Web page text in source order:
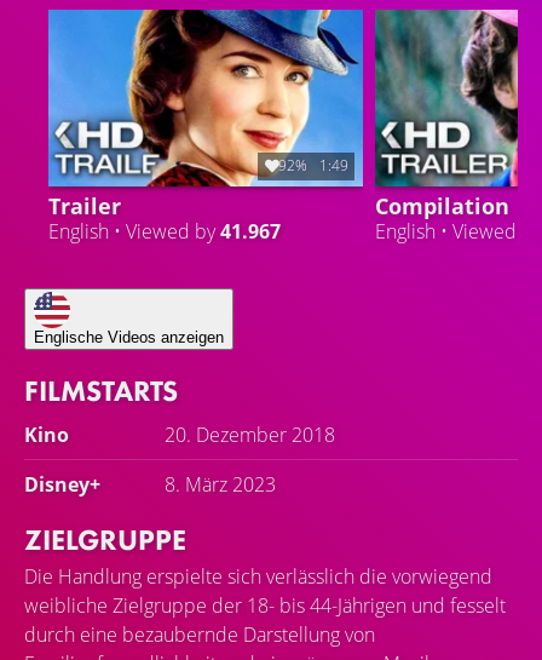
92% 1:49
Trailer
English • Viewed by41.967
Compilation
English • Viewed
Englische Videos anzeigen
FILMSTARTS
Kino
20. Dezember 2018
Disney+
8. März 2023
ZIELGRUPPE
Die Handlung erspielte sich verlässlich die vorwiegend
weibliche Zielgruppe der 18- bis 44-Jährigen und fesselt
durch eine bezaubernde Darstellung von